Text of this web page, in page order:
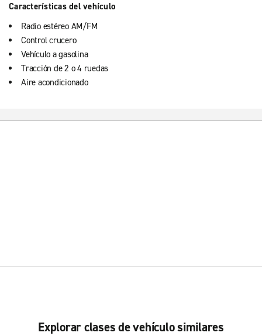
Características del vehículo
Radio estéreo AM/FM
Control crucero
Vehículo a gasolina
Tracción de 2 o 4 ruedas
Aire acondicionado
Explorar clases de vehículo similares